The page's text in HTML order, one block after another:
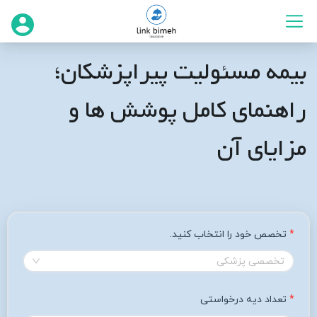
بیمه مسئولیت پیراپزشکان؛
راهنمای کامل پوشش‌ ها و
مزایای آن
تخصص خود را انتخاب کنید.
تخصصی پزشکی
تعداد دیه درخواستی